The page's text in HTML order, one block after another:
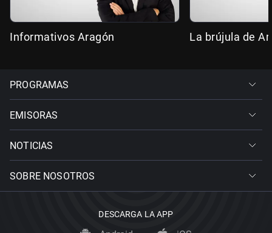
Informativos Aragón La brújula de
PROGRAMAS
EMISORAS
NOTICIAS
SOBRE NOSOTROS
DESCARGA LA APP